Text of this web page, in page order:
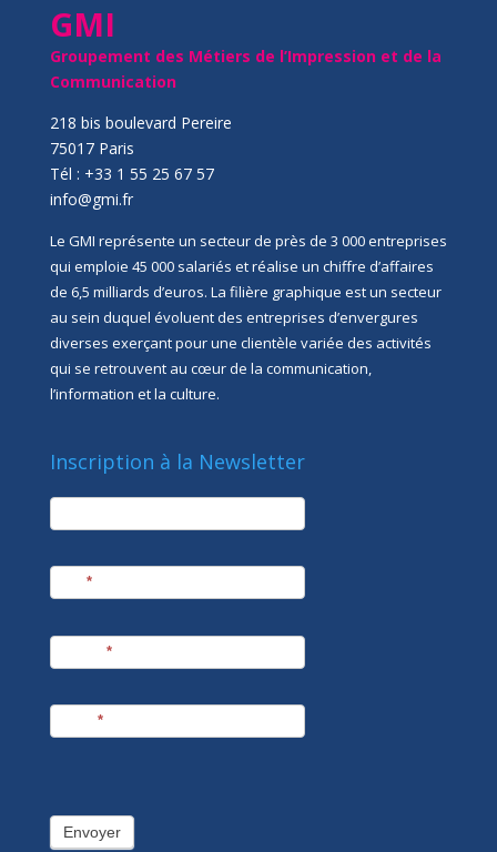
GMI
Groupement des Métiers de l’Impression et de la
Communication
218 bis boulevard Pereire
75017 Paris
Tél : +33 1 55 25 67 57
info@gmi.fr
Le GMI représente un secteur de près de 3 000 entreprises
qui emploie 45 000 salariés et réalise un chiffre d’affaires
de 6,5 milliards d’euros. La filière graphique est un secteur
au sein duquel évoluent des entreprises d’envergures
diverses exerçant pour une clientèle variée des activités
qui se retrouvent au cœur de la communication,
l’information et la culture.
Inscription à la Newsletter
newsletter
*
*
*
Envoyer